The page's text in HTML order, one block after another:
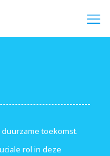
toekomst.
rol in deze